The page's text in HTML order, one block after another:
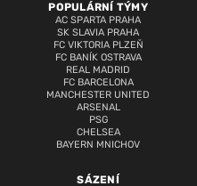
POPULÁRNÍ TÝMY
AC SPARTA PRAHA
SK SLAVIA PRAHA
FC VIKTORIA PLZEŇ
FC BANÍK OSTRAVA
REAL MADRID
FC BARCELONA
MANCHESTER UNITED
ARSENAL
PSG
CHELSEA
BAYERN MNICHOV
SÁZENÍ